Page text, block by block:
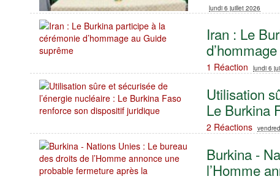
lundi 6 juillet 2026
Iran : Le
1 Réaction lundi 6
Utilisation
Le Burkina
2 Réactions
Burkina -
l’Homme